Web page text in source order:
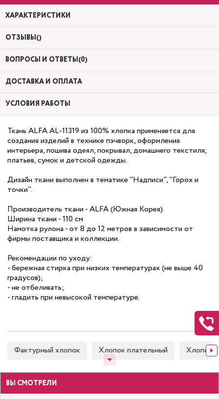
ХАРАКТЕРИСТИКИ
ОТЗЫВЫ()
ВОПРОСЫ И ОТВЕТЫ(0)
ДОСТАВКА И ОПЛАТА
УСЛОВИЯ РАБОТЫ
Ткань ALFA AL-11319 из 100% хлопка применяется для
создания изделий в технике пэчворк, оформления
интерьера, пошива одеял, покрывал, домашнего текстиля,
платьев, сумок и детской одежды.
Дизайн ткани выполнен в тематике "Надписи", "Горох и
точки".
Производитель ткани - ALFA (Южная Корея).
Ширина ткани - 110 см
Намотка рулона - от 8 до 12 метров в зависимости от
фирмы поставщика и коллекции.
Рекомендации по уходу:
- бережная стирка при низких температурах (не выше 40
градусов);
- не отбеливать;
- гладить при невысокой температуре.
Фактурный хлопок Хлопок плательный Хлопок
ВЫ СМОТРЕЛИ